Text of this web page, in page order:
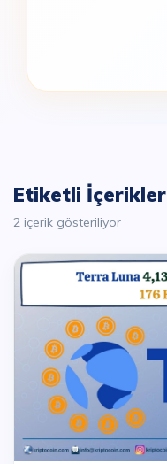
Etiketli İçerikler
2 içerik gösteriliyor